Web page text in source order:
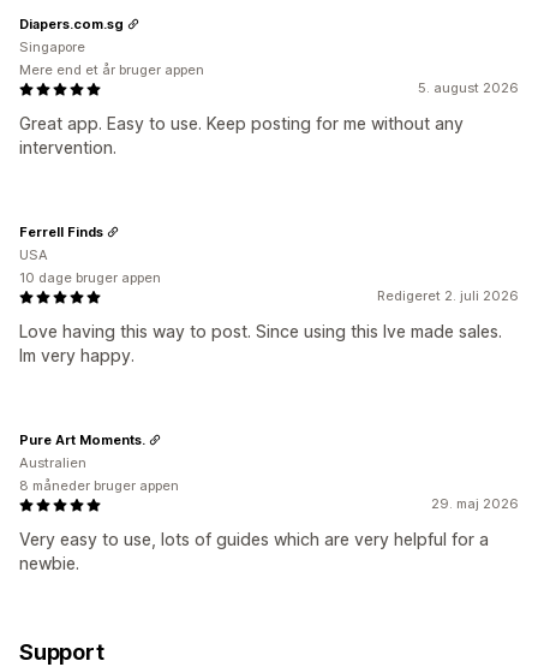
5. august 2026
Great app. Easy to use. Keep posting for me without any
intervention.
Diapers.com.sg
Singapore
Mere end et år bruger appen
Redigeret 2. juli 2026
Love having this way to post. Since using this Ive made sales.
Im very happy.
Ferrell Finds
USA
10 dage bruger appen
29. maj 2026
Very easy to use, lots of guides which are very helpful for a
newbie.
Pure Art Moments.
Australien
8 måneder bruger appen
Support